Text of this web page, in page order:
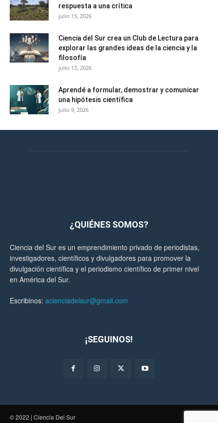
respuesta a una crítica
julio 15, 2026
Ciencia del Sur crea un Club de Lectura para
explorar las grandes ideas de la ciencia y la
filosofía
julio 13, 2026
Aprendé a formular, demostrar y comunicar
una hipótesis científica
julio 9, 2026
¿QUIÉNES SOMOS?
Ciencia del Sur es un emprendimiento privado de periodistas,
investigadores, científicos y divulgadores para promover la
divulgación científica y el periodismo científico de primer nivel
en América del Sur.
Escribinos: acienciadelsur@gmail.com
¡SEGUINOS!
© 2022 | Ciencia Del Sur